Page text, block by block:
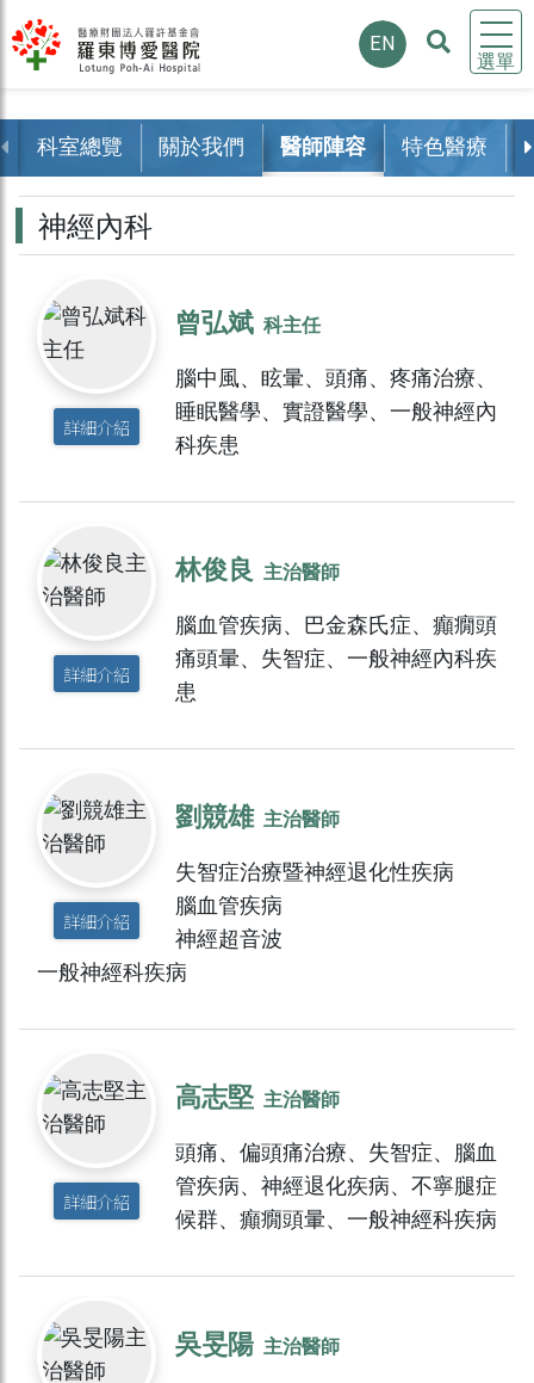
選單
EN
科室總覽 關於我們 醫師陣容 特色醫療
神經內科
詳細介紹
曾弘斌 科主任
腦中風、眩暈、頭痛、疼痛治療、
睡眠醫學、實證醫學、一般神經內
科疾患
詳細介紹
林俊良 主治醫師
腦血管疾病、巴金森氏症、癲癇頭
痛頭暈、失智症、一般神經內科疾
患
詳細介紹
劉競雄 主治醫師
失智症治療暨神經退化性疾病
腦血管疾病
神經超音波
一般神經科疾病
詳細介紹
高志堅 主治醫師
頭痛、偏頭痛治療、失智症、腦血
管疾病、神經退化疾病、不寧腿症
候群、癲癇頭暈、一般神經科疾病
吳旻陽 主治醫師